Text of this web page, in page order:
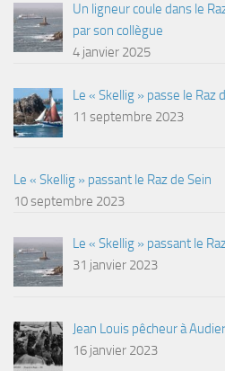
Un ligneur coule dans le
par son collègue
4 janvier 2025
Le « Skellig » passe le Raz
11 septembre 2023
Le « Skellig » passant le Raz de Sein
10 septembre 2023
Le « Skellig » passant le
31 janvier 2023
Jean Louis pêcheur à
16 janvier 2023